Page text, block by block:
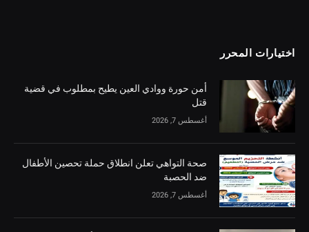
اختيارات المحرر
أمن حورة ووادي العين يطيح بمطلوب في قضية
قتل
أغسطس 7, 2026
صحة التواهي تعلن انطلاق حملة تحصين الأطفال
ضد الحصبة
أغسطس 7, 2026